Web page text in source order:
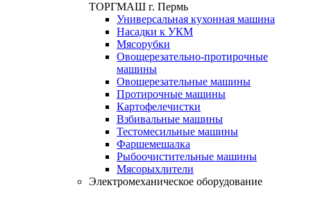
ТОРГМАШ г. Пермь
Универсальная кухонная машина
Насадки к УКМ
Мясорубки
Овощерезательно-протирочные
машины
Овощерезательные машины
Протирочные машины
Картофелечистки
Взбивальные машины
Тестомесильные машины
Фаршемешалка
Рыбоочистительные машины
Мясорыхлители
Электромеханическое оборудование